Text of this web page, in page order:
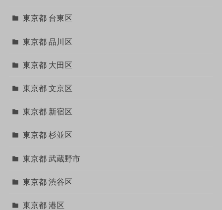
東京都 台東区
東京都 品川区
東京都 大田区
東京都 文京区
東京都 新宿区
東京都 杉並区
東京都 武蔵野市
東京都 渋谷区
東京都 港区